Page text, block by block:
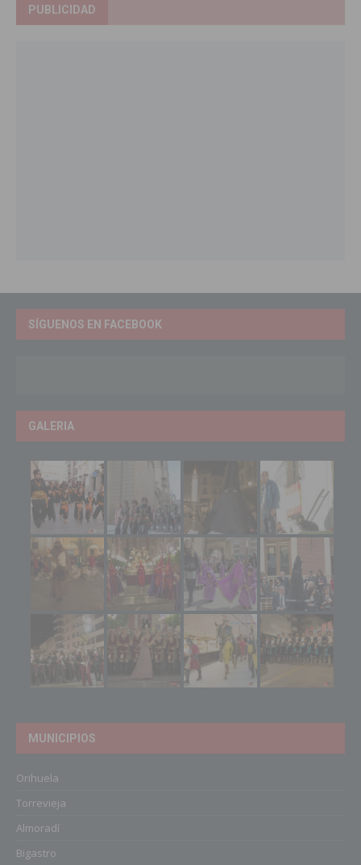
PUBLICIDAD
SÍGUENOS EN FACEBOOK
GALERIA
MUNICIPIOS
Orihuela
Torrevieja
Almoradí
Bigastro